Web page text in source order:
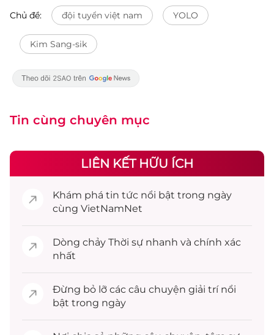
Chủ đề: đội tuyển việt nam YOLO
Kim Sang-sik
Tin cùng chuyên mục
LIÊN KẾT HỮU ÍCH
Khám phá tin tức nổi bật trong ngày
cùng VietNamNet
Dòng chảy Thời sự nhanh và chính xác
nhất
Đừng bỏ lỡ các câu chuyện giải trínổi
bật trong ngày